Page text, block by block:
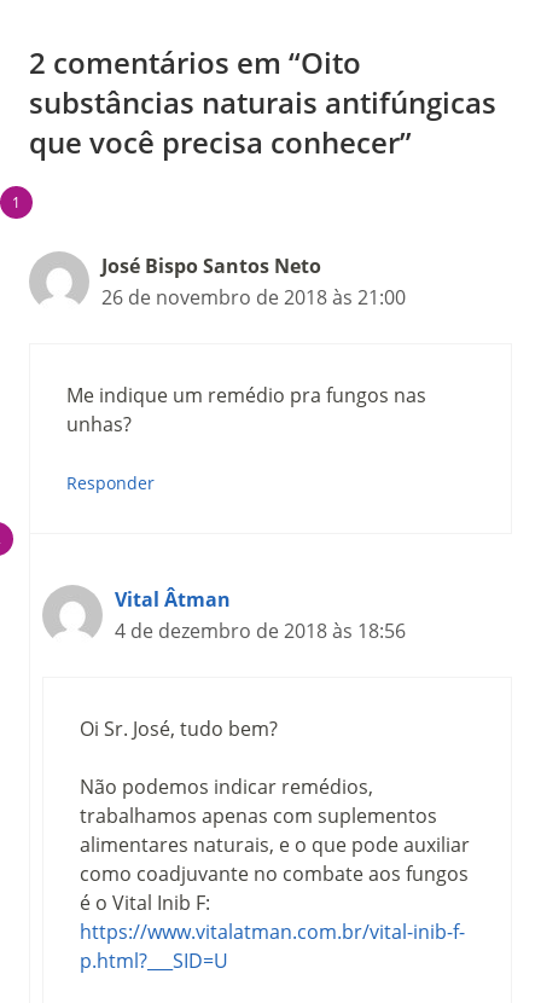
2 comentários em “Oito
substâncias naturais antifúngicas
que você precisa conhecer”
José Bispo Santos Neto
26 de novembro de 2018 às 21:00
Me indique um remédio pra fungos nas
unhas?
Responder
Vital Âtman
4 de dezembro de 2018 às 18:56
Oi Sr. José, tudo bem?
Não podemos indicar remédios,
trabalhamos apenas com suplementos
alimentares naturais, e o que pode auxiliar
como coadjuvante no combate aos fungos
é o Vital Inib F:
https://www.vitalatman.com.br/vital-inib-f-
p.html?___SID=U